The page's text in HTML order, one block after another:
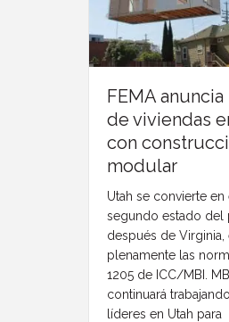
FEMA
de viviendas
con
modular
Utah se convierte en
segundo estado del
después de Virginia,
plenamente las
1205 de ICC/MBI. MBI
continuará
líderes en Utah para